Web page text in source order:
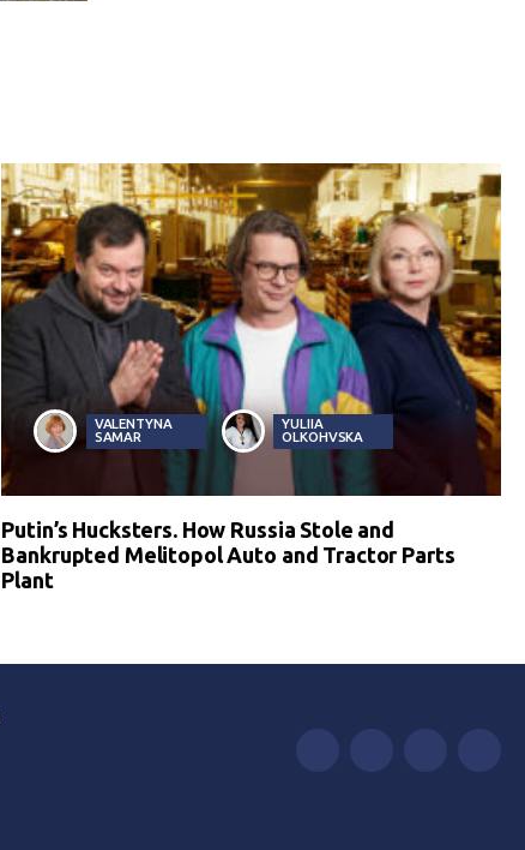
VALENTYNA
SAMAR
YULIIA
OLKOHVSKA
Putin’s Hucksters. How Russia Stole and
Bankrupted Melitopol Auto and Tractor Parts
Plant